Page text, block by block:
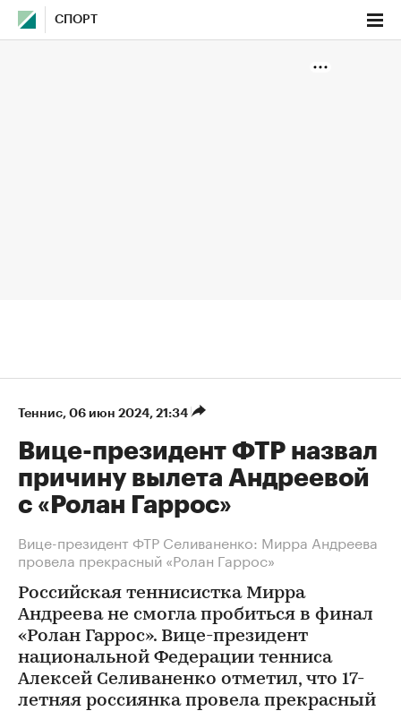
СПОРТ
Теннис⁠, 06 июн 2024, 21:34
Вице-президент ФТР назвал
причину вылета Андреевой
с «Ролан Гаррос»
Вице-президент ФТР Селиваненко: Мирра Андреева
провела прекрасный «Ролан Гаррос»
Российская теннисистка Мирра
Андреева не смогла пробиться в финал
«Ролан Гаррос». Вице-президент
национальной Федерации тенниса
Алексей Селиваненко отметил, что 17-
летняя россиянка провела прекрасный